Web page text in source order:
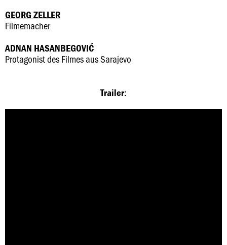
GEORG ZELLER
Filmemacher
ADNAN HASANBEGOVIĆ
Protagonist des Filmes aus Sarajevo
Trailer: